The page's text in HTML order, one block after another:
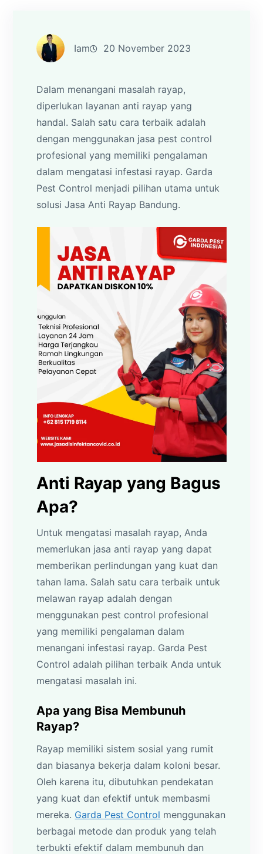
Iam 20 November 2023
Dalam menangani masalah rayap,
diperlukan layanan anti rayap yang
handal. Salah satu cara terbaik adalah
dengan menggunakan jasa pest control
profesional yang memiliki pengalaman
dalam mengatasi infestasi rayap. Garda
Pest Control menjadi pilihan utama untuk
solusi Jasa Anti Rayap Bandung.
Anti Rayap yang Bagus
Apa?
Untuk mengatasi masalah rayap, Anda
memerlukan jasa anti rayap yang dapat
memberikan perlindungan yang kuat dan
tahan lama. Salah satu cara terbaik untuk
melawan rayap adalah dengan
menggunakan pest control profesional
yang memiliki pengalaman dalam
menangani infestasi rayap. Garda Pest
Control adalah pilihan terbaik Anda untuk
mengatasi masalah ini.
Apa yang Bisa Membunuh
Rayap?
Rayap memiliki sistem sosial yang rumit
dan biasanya bekerja dalam koloni besar.
Oleh karena itu, dibutuhkan pendekatan
yang kuat dan efektif untuk membasmi
mereka. Garda Pest Control menggunakan
berbagai metode dan produk yang telah
terbukti efektif dalam membunuh dan